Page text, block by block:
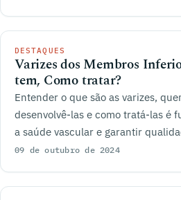
DESTAQUES
Varizes dos Membros
tem, Como tratar?
Entender o que são as varizes,
desenvolvê-las e como tratá-las é
a saúde vascular e garantir
09 de outubro de 2024